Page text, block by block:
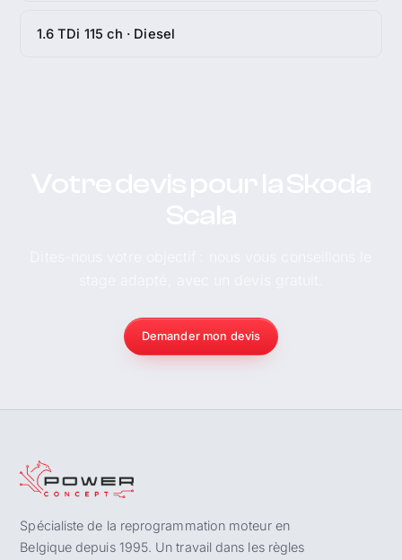
1.6 TDi 115 ch · Diesel
Demander mon devis
Spécialiste de la reprogrammation moteur en
Belgique depuis 1995. Un travail dans les règles